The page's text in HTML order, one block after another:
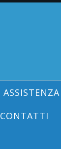
CONTATTI